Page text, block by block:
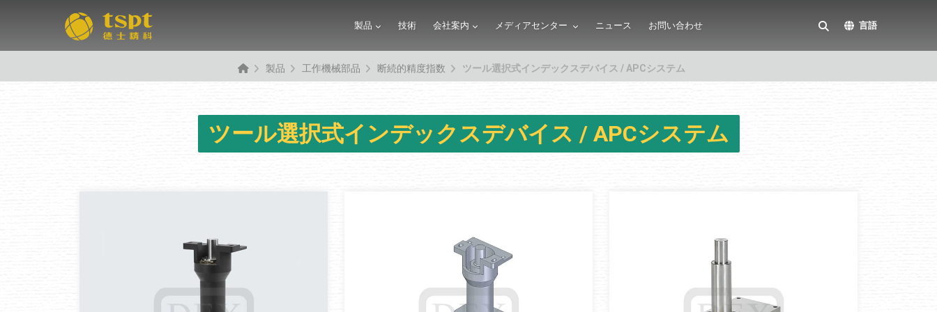
言語
製品 技術 会社案内 メディアセンター ニュース お問い合わせ
製品 工作機械部品 断続的精度指数 ツール選択式インデックスデバイス / APCシステム
ツール選択式インデックスデバイス / APCシステム